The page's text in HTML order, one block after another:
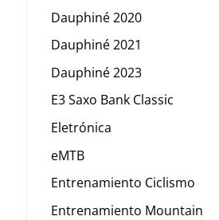
Dauphiné 2020
Dauphiné 2021
Dauphiné 2023
E3 Saxo Bank Classic
Eletrónica
eMTB
Entrenamiento Ciclismo
Entrenamiento Mountain